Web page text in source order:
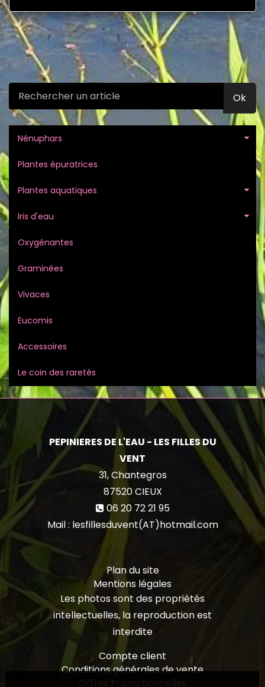
Ok
Nénuphars
Plantes épuratrices
Plantes aquatiques
Iris d'eau
Oxygénantes
Graminées
Vivaces
Eucomis
Accessoires
Le coin des raretés
PEPINIERES DE L'EAU - LES FILLES DU
VENT
31, Chantegros
87520CIEUX
06 20 72 21 95
Mail : lesfillesduvent(AT)hotmail.com
Plan du site
Mentions légales
Les photos sont des propriétés
intellectuelles, la reproduction est
interdite
Compte client
Conditions générales de vente
Offres Promotionnelles